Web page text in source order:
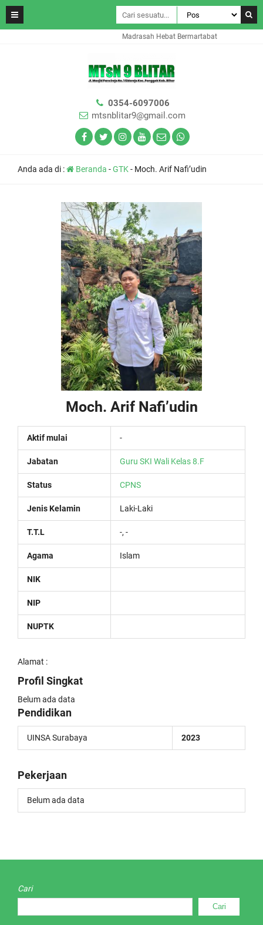
Madrasah Hebat Bermartabat
0354-6097006
mtsnblitar9@gmail.com
Anda ada di : Beranda -GTK- Moch. Arif Nafi’udin
Moch. Arif Nafi’udin
Aktif mulai -
Jabatan Guru SKI Wali Kelas 8.F
Status CPNS
Jenis Kelamin Laki-Laki
T.T.L -, -
Agama Islam
NIK
NIP
NUPTK
Alamat :
Profil Singkat
Belum ada data
Pendidikan
UINSA Surabaya 2023
Pekerjaan
Belum ada data
Cari
Cari